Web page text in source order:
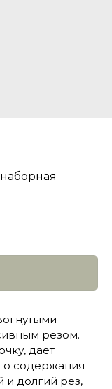
резом.
дает
содержания
и долгий рез,